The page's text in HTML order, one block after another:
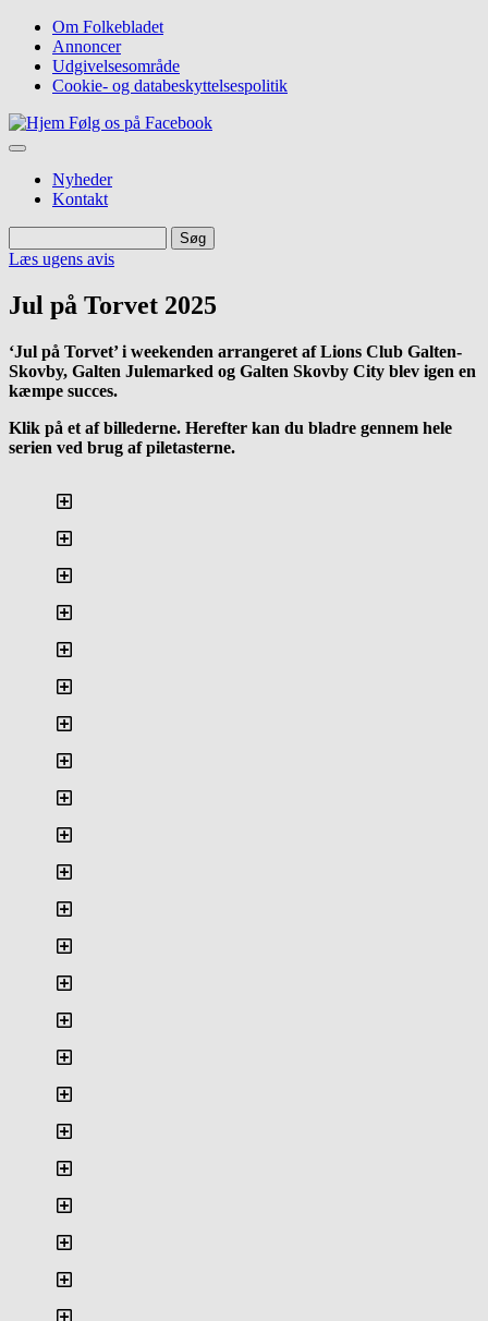
hovedindhold
Top
navigation
Om Folkebladet
Annoncer
Udgivelsesområde
Cookie- og databeskyttelsespolitik
Følg os på Facebook
Nyheder
Kontakt
Søg
Læs ugens avis
Jul på Torvet 2025
‘Jul på Torvet’ i weekenden arrangeret af Lions Club Galten-
Skovby, Galten Julemarked og Galten Skovby City blev igen en
kæmpe succes.
Klik på et af billederne. Herefter kan du bladre gennem hele
serien ved brug af piletasterne.